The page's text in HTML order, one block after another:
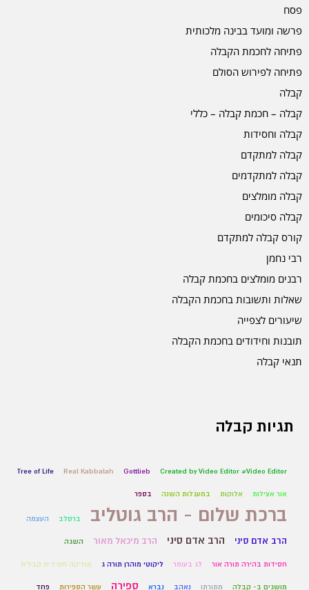
פסח
פרשה ומועד בבינה מלכותית
פתיחה לחכמת הקבלה
פתיחה לפירוש הסולם
קבלה
קבלה – חכמת קבלה – כללי
קבלה וחסידות
קבלה למתקדם
קבלה למתקדמים
קבלה מומלצים
קבלה סיכומים
קורס קבלה למתקדם
רבי נחמן
רבנים מומלצים בחכמת קבלה
שאלות ותשובות בחכמת הקבלה
שיעורים לצפייה
תובנות וחידודים בחכמת הקבלה
תנאי קבלה
תגיות קבלה
Created by Video Editor #Video Editor
Gottlieb
Real Kabbalah
Tree of Life
אור אצילות אלוקות במעגלות השנה בספר
ברכת שלום - הרב גוטליב ברסלב העצמה
הרב אדם סיני הרב אדם סיני הרב מיכאל מאור השגה
חסידות בהירה תורה אור לג בעומר ליקוטי מוהרן תורה ג מוזיקה חסידית קבלית
מושגים ב- קבלה מתורתו נאהב נברא ספירה עשר הספירות פחד